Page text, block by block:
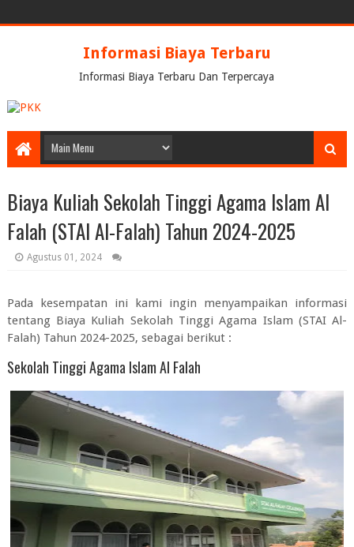
Informasi Biaya Terbaru
Informasi Biaya Terbaru Dan Terpercaya
Biaya Kuliah Sekolah Tinggi Agama Islam Al
Falah (STAI Al-Falah) Tahun 2024-2025
Agustus 01, 2024
Pada kesempatan ini kami ingin menyampaikan informasi
tentang Biaya Kuliah Sekolah Tinggi Agama Islam (STAI Al-
Falah) Tahun 2024-2025, sebagai berikut :
Sekolah Tinggi Agama Islam Al Falah